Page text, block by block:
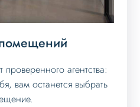
агентства:
вам останется выбрать